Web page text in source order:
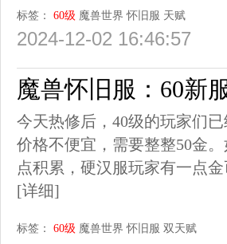
标签： 60级 魔兽世界 怀旧服 天赋
2024-12-02 16:46:57
魔兽怀旧服：60新
今天热修后，40级的玩家们
价格不便宜，需要整整50金
点积累，硬汉服玩家有一点
[详细]
标签： 60级 魔兽世界 怀旧服 双天赋